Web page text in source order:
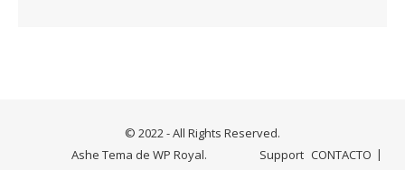
© 2022 - All Rights Reserved.
Support CONTACTO
Ashe Tema de WP Royal.